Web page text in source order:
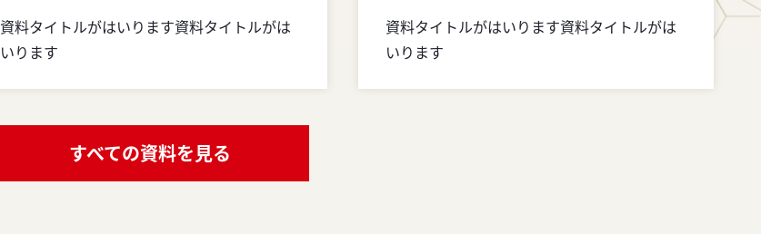
資料タイトルがはいります資料タイトルがは
いります
資料タイトルがはいります資料タイトルがは
いります
すべての資料を見る